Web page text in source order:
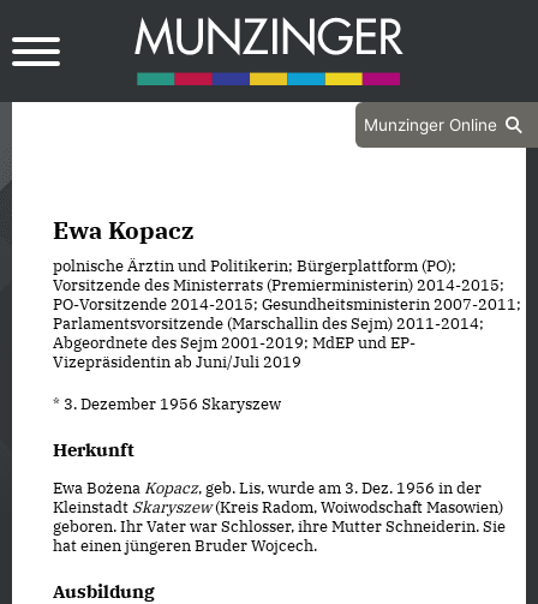
Munzinger Online
Ewa Kopacz
polnische Ärztin und Politikerin; Bürgerplattform (PO);
Vorsitzende des Ministerrats (Premierministerin) 2014-2015;
PO-Vorsitzende 2014-2015; Gesundheitsministerin 2007-2011;
Parlamentsvorsitzende (Marschallin des Sejm) 2011-2014;
Abgeordnete des Sejm 2001-2019; MdEP und EP-
Vizepräsidentin ab Juni/Juli 2019
* 3. Dezember 1956 Skaryszew
Herkunft
Ewa BożenaKopacz, geb. Lis, wurde am 3. Dez. 1956 in der
KleinstadtSkaryszew(Kreis Radom, Woiwodschaft Masowien)
geboren. Ihr Vater war Schlosser, ihre Mutter Schneiderin. Sie
hat einen jüngeren Bruder Wojcech.
Ausbildung